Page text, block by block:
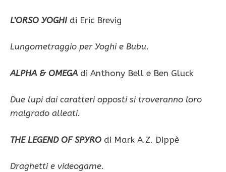
L’ORSO YOGHI di Eric Brevig
Lungometraggio per Yoghi e Bubu.
ALPHA & OMEGA di Anthony Bell e Ben Gluck
Due lupi dai caratteri opposti si troveranno loro
malgrado alleati.
THE LEGEND OF SPYRO di Mark A.Z. Dippè
Draghetti e videogame.